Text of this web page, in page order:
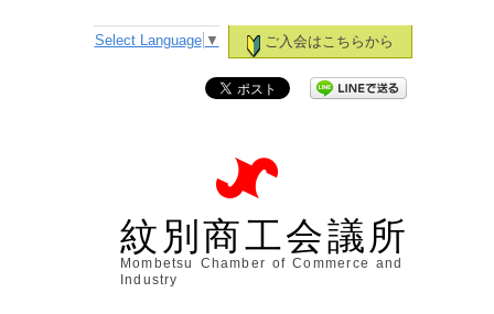
ご入会はこちらから
Select Language ▼
紋別商工会議所
Mombetsu Chamber of Commerce and
Industry